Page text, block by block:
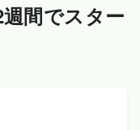
間でスター